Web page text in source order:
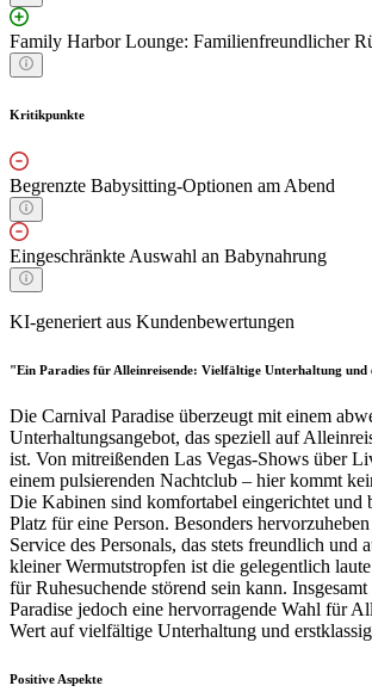
Family Harbor Lounge: Familienfreundlicher
Kritikpunkte
Begrenzte Babysitting-Optionen am Abend
Eingeschränkte Auswahl an Babynahrung
KI-generiert aus Kundenbewertungen
"Ein Paradies für Alleinreisende: Vielfältige Unterhaltung und
Die Carnival Paradise überzeugt mit einem
Unterhaltungsangebot, das speziell auf
ist. Von mitreißenden Las Vegas-Shows über
einem pulsierenden Nachtclub – hier kommt
Die Kabinen sind komfortabel eingerichtet und
Platz für eine Person. Besonders
Service des Personals, das stets freundlich und
kleiner Wermutstropfen ist die gelegentlich
für Ruhesuchende störend sein kann.
Paradise jedoch eine hervorragende Wahl für
Wert auf vielfältige Unterhaltung und
Positive Aspekte